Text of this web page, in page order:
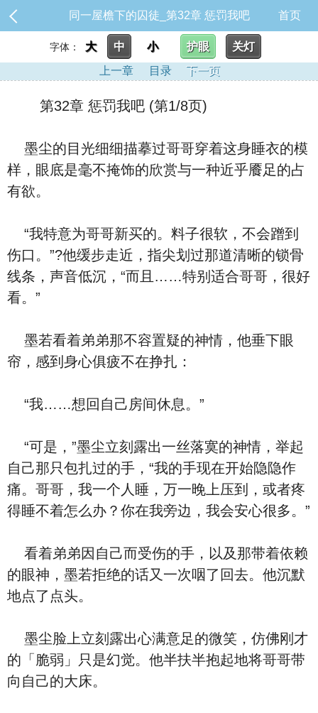
同一屋檐下的囚徒_第32章 惩罚我吧 首页
字体： 大 中 小 护眼
关灯
上一章
目录 下一页
第32章 惩罚我吧 (第1/8页)
墨尘的目光细细描摹过哥哥穿着这身睡衣的模
样，眼底是毫不掩饰的欣赏与一种近乎餍足的占
有欲。
“我特意为哥哥新买的。料子很软，不会蹭到
伤口。”?他缓步走近，指尖划过那道清晰的锁骨
线条，声音低沉，“而且……特别适合哥哥，很好
看。”
墨若看着弟弟那不容置疑的神情，他垂下眼
帘，感到身心俱疲不在挣扎：
“我……想回自己房间休息。”
“可是，”墨尘立刻露出一丝落寞的神情，举起
自己那只包扎过的手，“我的手现在开始隐隐作
痛。哥哥，我一个人睡，万一晚上压到，或者疼
得睡不着怎么办？你在我旁边，我会安心很多。”
看着弟弟因自己而受伤的手，以及那带着依赖
的眼神，墨若拒绝的话又一次咽了回去。他沉默
地点了点头。
墨尘脸上立刻露出心满意足的微笑，仿佛刚才
的「脆弱」只是幻觉。他半扶半抱起地将哥哥带
向自己的大床。